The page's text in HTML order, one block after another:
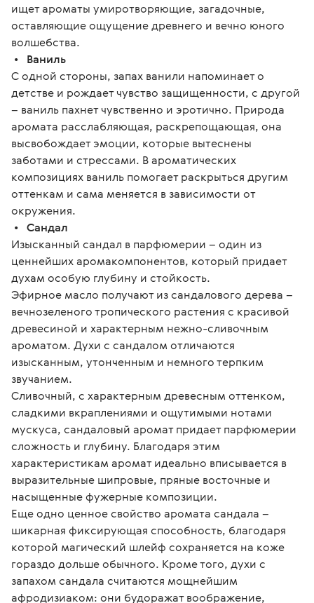
ищет ароматы умиротворяющие, загадочные,
оставляющие ощущение древнего и вечно юного
волшебства.
• Ваниль
С одной стороны, запах ванили напоминает о
детстве и рождает чувство защищенности, с другой
– ваниль пахнет чувственно и эротично. Природа
аромата расслабляющая, раскрепощающая, она
высвобождает эмоции, которые вытеснены
заботами и стрессами. В ароматических
композициях ваниль помогает раскрыться другим
оттенкам и сама меняется в зависимости от
окружения.
• Сандал
Изысканный сандал в парфюмерии – один из
ценнейших аромакомпонентов, который придает
духам особую глубину и стойкость.
Эфирное масло получают из сандалового дерева –
вечнозеленого тропического растения с красивой
древесиной и характерным нежно-сливочным
ароматом. Духи с сандалом отличаются
изысканным, утонченным и немного терпким
звучанием.
Сливочный, с характерным древесным оттенком,
сладкими вкраплениями и ощутимыми нотами
мускуса, сандаловый аромат придает парфюмерии
сложность и глубину. Благодаря этим
характеристикам аромат идеально вписывается в
выразительные шипровые, пряные восточные и
насыщенные фужерные композиции.
Еще одно ценное свойство аромата сандала –
шикарная фиксирующая способность, благодаря
которой магический шлейф сохраняется на коже
гораздо дольше обычного. Кроме того, духи с
запахом сандала считаются мощнейшим
афродизиаком: они будоражат воображение,